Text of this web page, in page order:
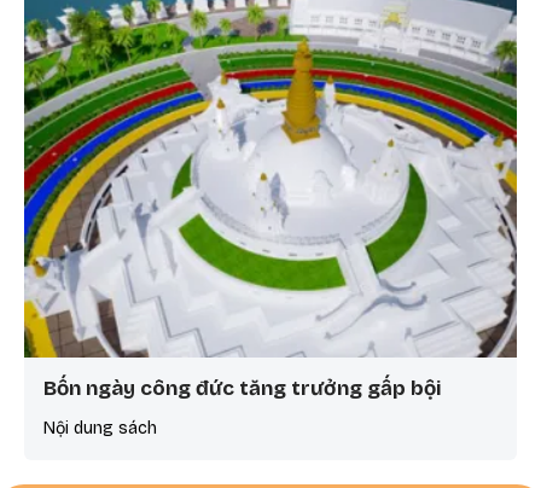
Bốn ngày công đức tăng trưởng gấp bội
Nội dung sách